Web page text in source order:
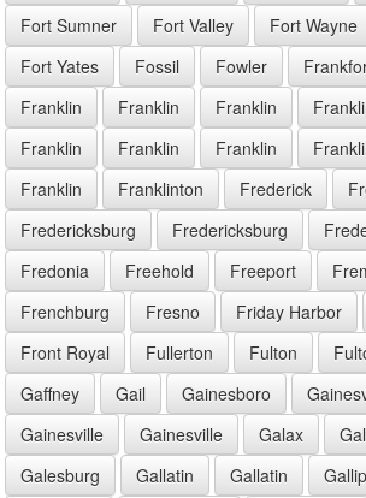
Fort Sumner
Fort Valley Fort Wayne
Fort Yates
Fossil Fowler
Franklin
Franklin Franklin
Franklin
Franklin Franklin
Franklin
Franklinton Frederick
Fredericksburg
Fredericksburg
Fredonia
Freehold Freeport
Frenchburg
Fresno Friday Harbor
Front Royal
Fullerton Fulton
Gaffney
Gail Gainesboro
Gainesville
Gainesville Galax
Galesburg
Gallatin Gallatin